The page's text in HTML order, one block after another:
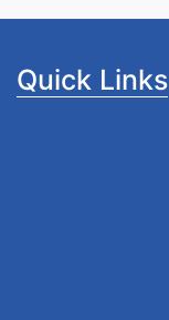
Quick Links